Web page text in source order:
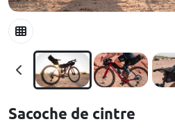
Sacoche de cintre